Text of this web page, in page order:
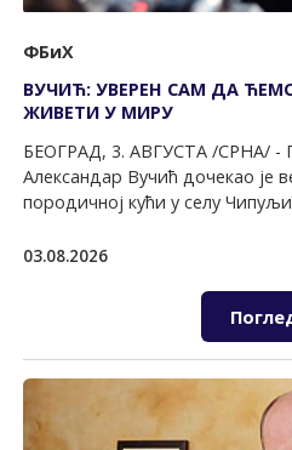
ФБиХ
ВУЧИЋ: УВЕРЕН САМ ДА
ЖИВЕТИ У МИРУ
БЕОГРАД, 3. АВГУСТА /СРНА/ -
Александар Вучић дочекао је
породичној кући у селу
03.08.2026